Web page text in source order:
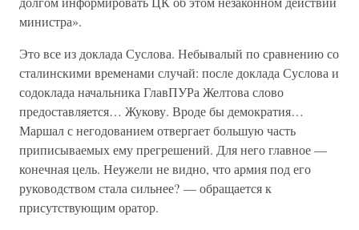
министра».
Это все из доклада Суслова. Небывалый по сравнению со
сталинскими временами случай: после доклада Суслова и
содоклада начальника ГлавПУРа Желтова слово
предоставляется… Жукову. Вроде бы демократия…
Маршал с негодованием отвергает большую часть
приписываемых ему прегрешений. Для него главное —
конечная цель. Неужели не видно, что армия под его
руководством стала сильнее? — обращается к
присутствующим оратор.